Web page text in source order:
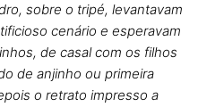
sobre o tripé, levantavam
cenário e esperavam
de casal com os filhos
de anjinho ou primeira
o retrato impresso a